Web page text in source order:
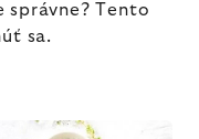
správne? Tento
sa.